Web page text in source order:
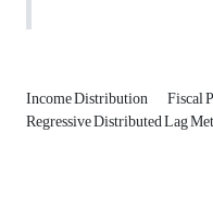
Income Distribution Fiscal
Regressive Distributed Lag